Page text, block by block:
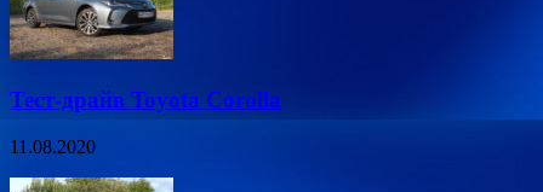
Тест-драйв Toyota Corolla
11.08.2020